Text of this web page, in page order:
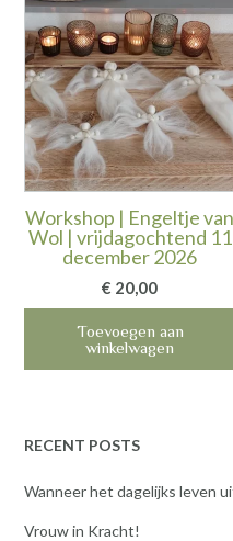
Workshop | Engeltje van
Wol | vrijdagochtend 11
december 2026
€ 20,00
Toevoegen aan
winkelwagen
RECENT POSTS
Wanneer het dagelijks leven
Vrouw in Kracht!